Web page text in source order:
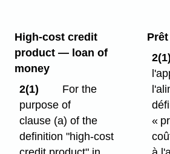
High-cost credit
product — loan of
money
2(1)
For the
purpose of
clause (a) of the
definition "high-cost
«